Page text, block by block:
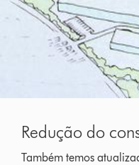
Redução do
Também temos